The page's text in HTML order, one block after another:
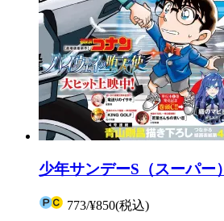
少年サンデーS（スーパー）
773/¥850(税込)